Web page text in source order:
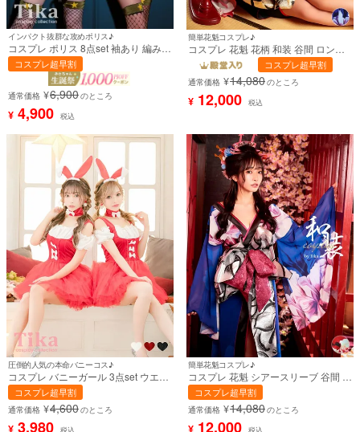
インパクト抜群な攻めポリス♪
コスプレ ポリス 8点set 袖あり 編み上
げ ミリタリー 警察官 (オールインワ
ン/ベルト/帽子/グローブ/ニーハイスト
ラップ/手錠/ニーハイベルト/ニーハ
イ)【ハロウィン】[tk-hw9515]
コスプレ超早割
通常価格 ¥6,900のところ
¥ 4,900 税込
簡単花魁コスプレ♪
コスプレ 花魁 花柄 和装 谷間 ロング
ドレス [着物]【ハロウィン】[tk-
hw23616ab]
コスプレ超早割
通常価格 ¥14,080のところ
¥ 12,000 税込
圧倒的人気の本命バニーコス♪
コスプレ バニーガール 3点set ウエイ
トレス 体型カバー アニマル 赤 レッド
XLあり (ワンピース/カチューシャ/チ
ョーカー)【ハロウィン】[tk-
hw1044b]
コスプレ超早割
通常価格 ¥4,600のところ
¥ 3,980 税込
簡単花魁コスプレ♪
コスプレ 花魁 シアースリーブ 谷間 和
装着物ドレス [着物]【ハロウィン】
[tk-hw23616aa]
コスプレ超早割
通常価格 ¥14,080のところ
¥ 12,000 税込